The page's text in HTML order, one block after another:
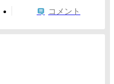
コメント